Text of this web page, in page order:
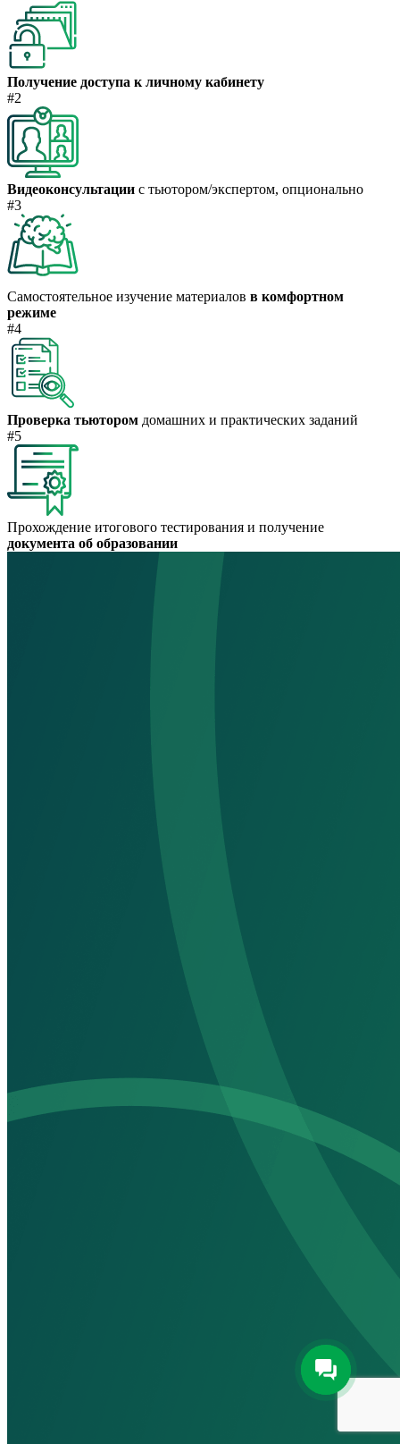
Получение доступа к личному кабинету
#2
Видеоконсультации с тьютором/экспертом, опционально
#3
Самостоятельное изучение материалов в комфортном
режиме
#4
Проверка тьютором домашних и практических заданий
#5
Прохождение итогового тестирования и получение
документа об образовании